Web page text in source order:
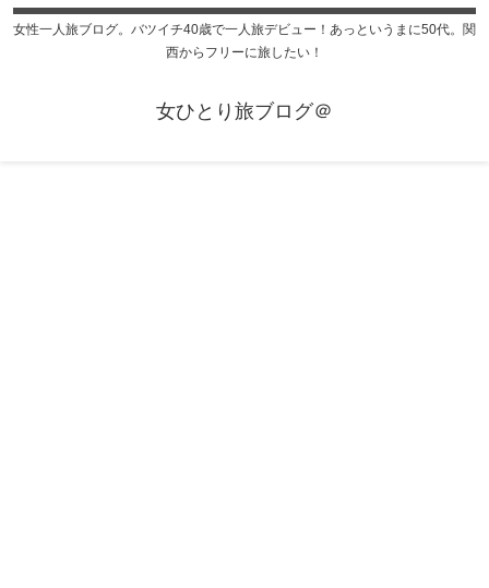
女性一人旅ブログ。バツイチ40歳で一人旅デビュー！あっというまに50代。関
西からフリーに旅したい！
女ひとり旅ブログ＠